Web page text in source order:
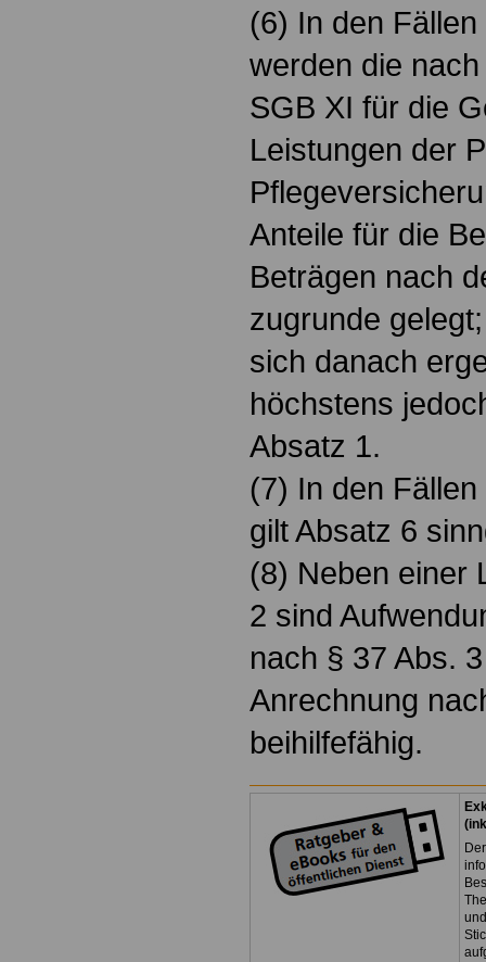
(6) In den
werden die
SGB XI für die
Leistungen der
Anteile für die
Beträgen nach
zugrunde
sich danach
höchstens
Absatz 1.
(7) In den
gilt Absatz 6
(8) Neben einer
2 sind
nach § 37 Abs.
Anrechnung
beihilfefähig.